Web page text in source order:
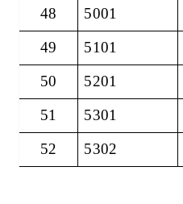
48
5001
49
5101
50
5201
51
5301
52
5302